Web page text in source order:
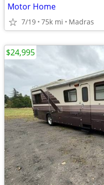
Motor Home
7/19 75k mi Madras
$24,995